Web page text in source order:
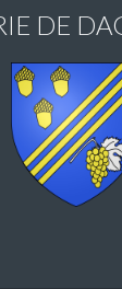
DE